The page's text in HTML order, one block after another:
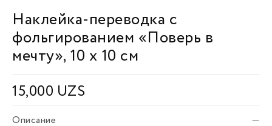
Наклейка-переводка с
фольгированием «Поверь в
мечту», 10 x 10 см
15,000 UZS
Описание